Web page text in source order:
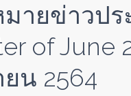
ายข่าวป
of June
น 2564